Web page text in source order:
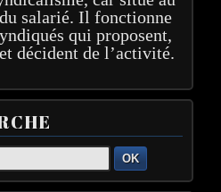
salarié. Il fonctionne
qui proposent,
décident de l’activité.
OK